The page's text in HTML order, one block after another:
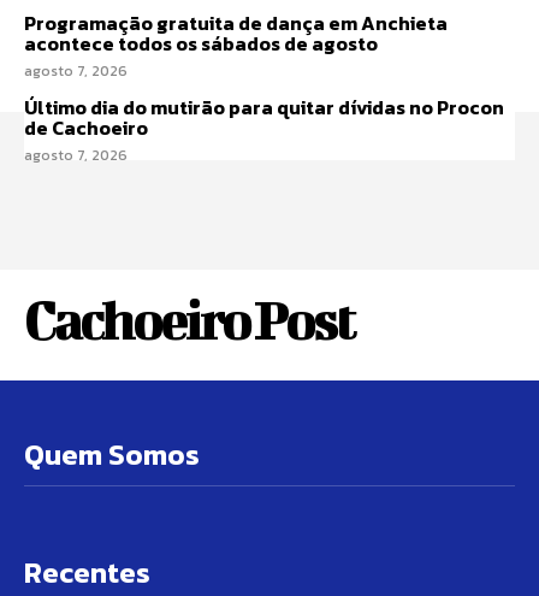
Programação gratuita de dança em Anchieta
acontece todos os sábados de agosto
agosto 7, 2026
Último dia do mutirão para quitar dívidas no Procon
de Cachoeiro
agosto 7, 2026
Cachoeiro Post
Quem Somos
Recentes